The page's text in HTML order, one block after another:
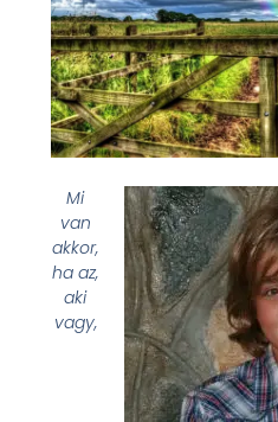
Mi
van
akkor,
ha az,
aki
vagy,